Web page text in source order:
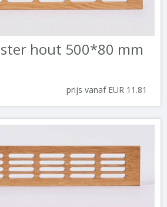
hout 500*80 mm
prijs vanaf EUR 11.81